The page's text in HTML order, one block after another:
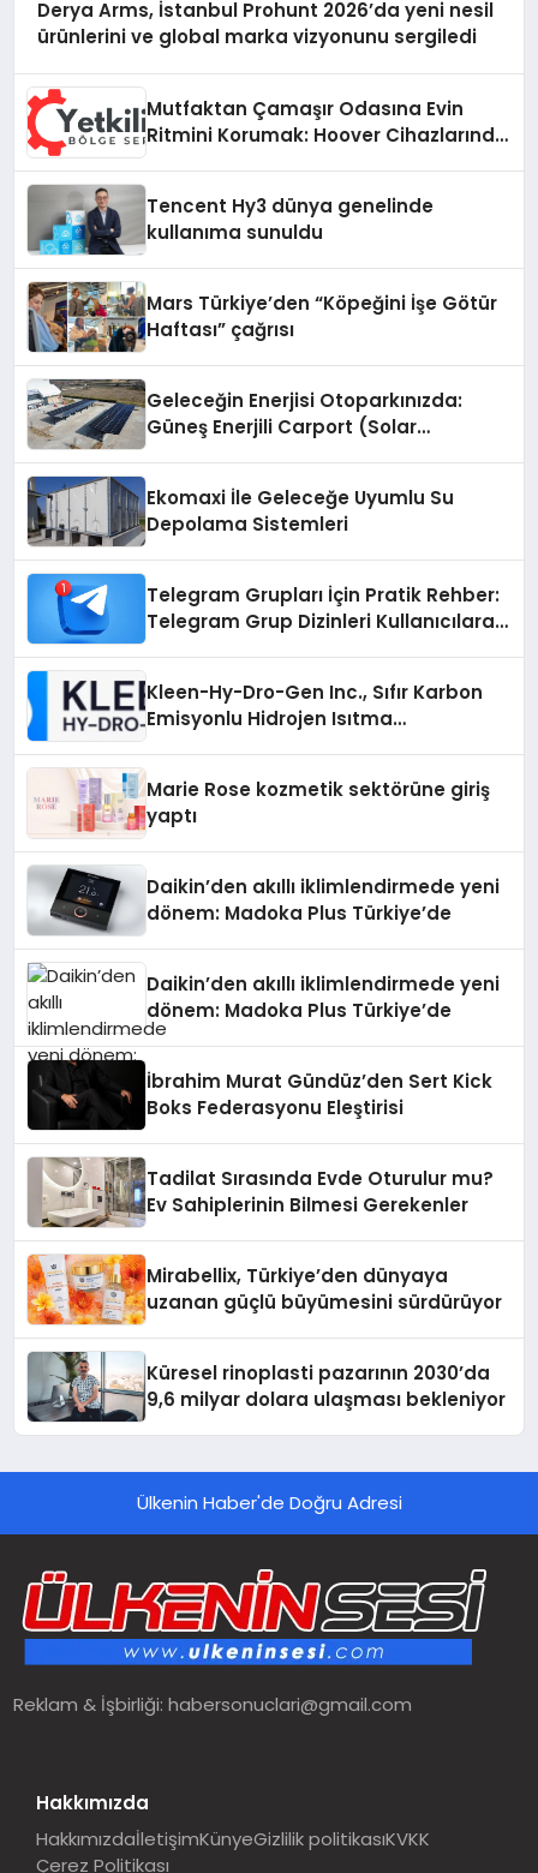
Derya Arms, İstanbul Prohunt 2026’da yeni nesil
ürünlerini ve global marka vizyonunu sergiledi
Mutfaktan Çamaşır Odasına Evin
Ritmini Korumak: Hoover Cihazlarında
Tencent Hy3 dünya genelinde
kullanıma sunuldu
Mars Türkiye’den “Köpeğini İşe Götür
Haftası” çağrısı
Geleceğin Enerjisi Otoparkınızda:
Güneş Enerjili Carport (Solar
Ekomaxi İle Geleceğe Uyumlu Su
Depolama Sistemleri
Telegram Grupları İçin Pratik Rehber:
Telegram Grup Dizinleri Kullanıcılara
Kleen-Hy-Dro-Gen Inc., Sıfır Karbon
Emisyonlu Hidrojen Isıtma
Marie Rose kozmetik sektörüne giriş
yaptı
Daikin’den akıllı iklimlendirmede yeni
dönem: Madoka Plus Türkiye’de
Daikin’den akıllı iklimlendirmede yeni
dönem: Madoka Plus Türkiye’de
İbrahim Murat Gündüz’den Sert Kick
Boks Federasyonu Eleştirisi
Tadilat Sırasında Evde Oturulur mu?
Ev Sahiplerinin Bilmesi Gerekenler
Mirabellix, Türkiye’den dünyaya
uzanan güçlü büyümesini sürdürüyor
Küresel rinoplasti pazarının 2030’da
9,6 milyar dolara ulaşması bekleniyor
Ülkenin Haber'de Doğru Adresi
Reklam & İşbirliği:habersonuclari@gmail.com
Hakkımızda
HakkımızdaİletişimKünyeGizlilik politikasıKVKK
Çerez Politikası